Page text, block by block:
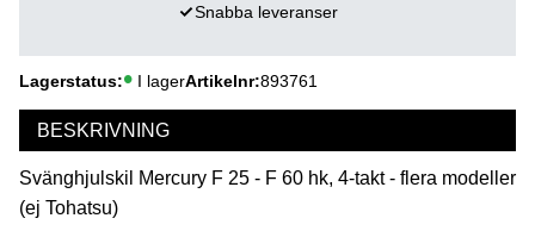
Lagerstatus I lagerArtikelnr 893761
Snabba leveranser
BESKRIVNING
Svänghjulskil Mercury F 25 - F 60 hk, 4-takt - flera modeller
(ej Tohatsu)